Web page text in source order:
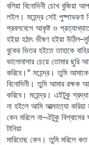
বলিয়া বিনোদিনী চোখ বুজিয়া
লইল। মহেন্দ্র সেই পুষ্পাভরণা
প্রবলবেগে আকৃষ্ট ও
হইয়া হঠাৎ ভীষণ হইয়া
বুকের ভিতর হইতে তাহাকে
ভালোবাসার চেয়ে তোমার ছুরি
করিবে।” মহেন্দ্র। তুমি
বিনোদিনী। তুমি আমার রক্ষক
করিবে। মহেন্দ্র। এইটুকু
না হইলে আমি আত্মহত্যা করিয়া
কেন মরিলে না–ঐটুকু
টানিয়া
মারিতেছ কেন। তুমি মরিলে কত